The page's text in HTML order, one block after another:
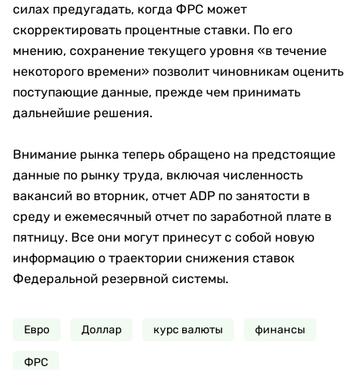
силах предугадать, когда ФРС может
скорректировать процентные ставки. По его
мнению, сохранение текущего уровня «в течение
некоторого времени» позволит чиновникам оценить
поступающие данные, прежде чем принимать
дальнейшие решения.
Внимание рынка теперь обращено на предстоящие
данные по рынку труда, включая численность
вакансий во вторник, отчет ADP по занятости в
среду и ежемесячный отчет по заработной плате в
пятницу. Все они могут принесут с собой новую
информацию о траектории снижения ставок
Федеральной резервной системы.
Евро Доллар курс валюты финансы
ФРС